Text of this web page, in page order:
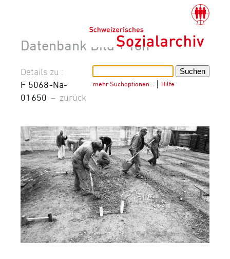
Datenbank Bild + Ton
mehr Suchoptionen… Hilfe
Details zu :
F 5068-Na-
01650 – zurück